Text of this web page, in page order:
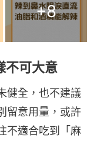
+8
不可大意
健全，也不建議
留意用量，或許
不適合吃到「麻